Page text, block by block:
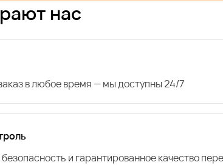
нас
в любое время — мы доступны 24/7
и гарантированное качество